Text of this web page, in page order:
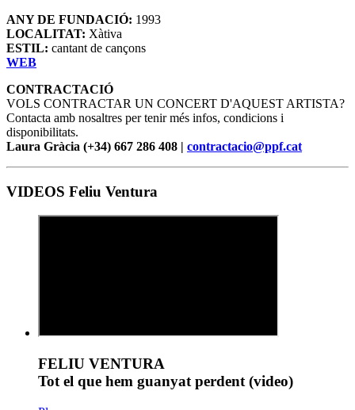
ANY DE FUNDACIÓ: 1993
LOCALITAT: Xàtiva
ESTIL: cantant de cançons
WEB
CONTRACTACIÓ
VOLS CONTRACTAR UN CONCERT D'AQUEST ARTISTA?
Contacta amb nosaltres per tenir més infos, condicions i
disponibilitats.
Laura Gràcia (+34) 667 286 408 | contractacio@ppf.cat
VIDEOS Feliu Ventura
FELIU VENTURA
Tot el que hem guanyat perdent (video)